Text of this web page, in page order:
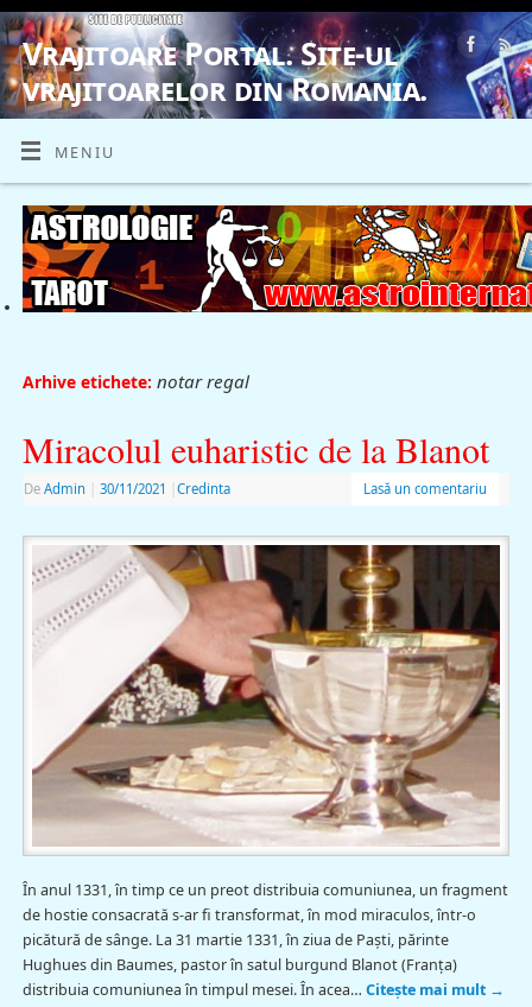
Vrajitoare Portal. Site-ul
vrajitoarelor din Romania.
VRAJITOARE, VRAJITOARELE, VRAJITOARE
MENIU
Arhive etichete: notar regal
Miracolul euharistic de la Blanot
De Admin 30/11/2021 Credinta Lasă un comentariu
În anul 1331, în timp ce un preot distribuia comuniunea, un fragment
de hostie consacrată s-ar fi transformat, în mod miraculos, într-o
picătură de sânge. La 31 martie 1331, în ziua de Paști, părinte
Hughues din Baumes, pastor în satul burgund Blanot (Franţa)
distribuia comuniunea în timpul mesei. În acea… Citește mai mult →